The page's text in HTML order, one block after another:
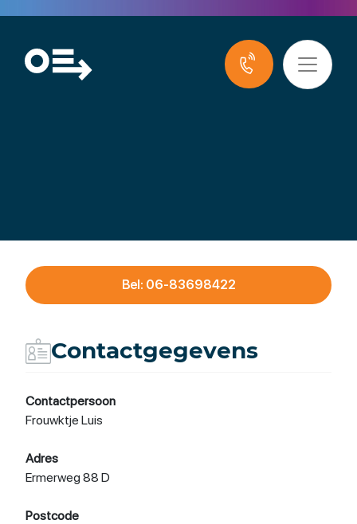
Company
Bel: 06-83698422
Contactgegevens
Contactpersoon
Frouwktje Luis
Adres
Ermerweg 88 D
Postcode